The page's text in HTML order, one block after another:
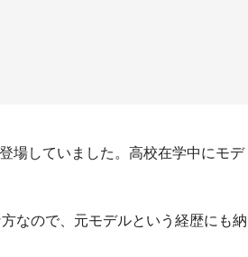
場していました。高校在学中にモデ
なので、元モデルという経歴にも納